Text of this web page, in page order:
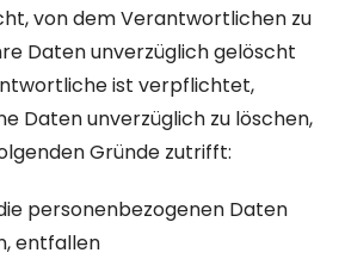
von dem Verantwortlichen zu
Daten unverzüglich gelöscht
ist verpflichtet,
Daten unverzüglich zu löschen,
Gründe zutrifft:
personenbezogenen Daten
entfallen